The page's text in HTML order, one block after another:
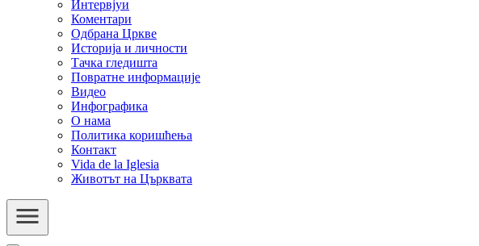
Интервјуи
Коментари
Одбрана Цркве
Историја и личности
Тачка гледишта
Повратне информације
Видео
Инфографика
О нама
Политика коришћења
Контакт
Vida de la Iglesia
Животът на Църквата